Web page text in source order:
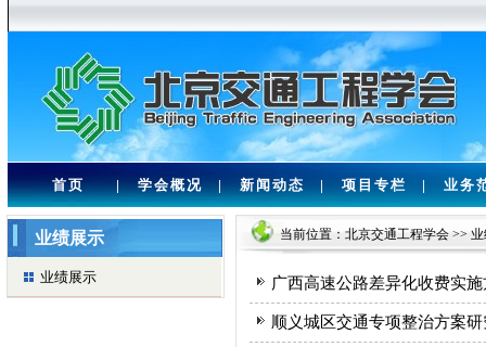
首页 | 学会概况 | 新闻动态 | 项目专栏 | 业务
业绩展示
业绩展示
当前位置： 北京交通工程学会>>
广西高速公路差异化收费实
顺义城区交通专项整治方案研